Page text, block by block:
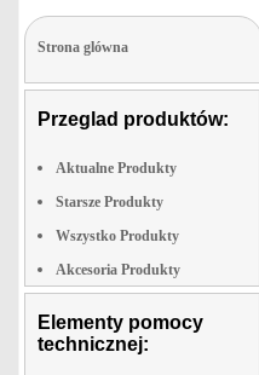
Strona glówna
Przeglad produktów:
Aktualne Produkty
Starsze Produkty
Wszystko Produkty
Akcesoria Produkty
Elementy pomocy
technicznej: